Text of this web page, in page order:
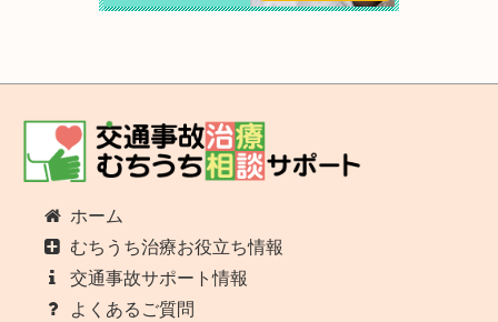
ホーム
むちうち治療お役立ち情報
交通事故サポート情報
よくあるご質問